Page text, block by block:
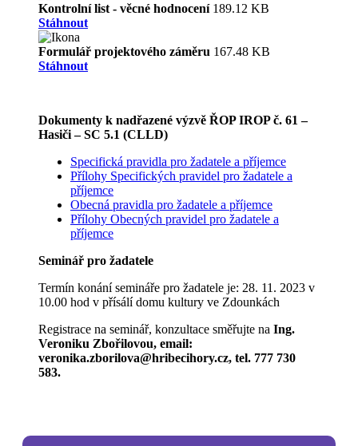
Kontrolní list - věcné hodnocení 189.12 KB
Stáhnout
Formulář projektového záměru 167.48 KB
Stáhnout
Dokumenty k nadřazené výzvě ŘOP IROP č. 61 –
Hasiči – SC 5.1 (CLLD)
Specifická pravidla pro žadatele a příjemce
Přílohy Specifických pravidel pro žadatele a
příjemce
Obecná pravidla pro žadatele a příjemce
Přílohy Obecných pravidel pro žadatele a
příjemce
Seminář pro žadatele
Termín konání semináře pro žadatele je: 28. 11. 2023 v
10.00 hod v přísálí domu kultury ve Zdounkách
Registrace na seminář, konzultace směřujte na Ing.
Veroniku Zbořilovou, email:
veronika.zborilova@hribecihory.cz, tel. 777 730
583.